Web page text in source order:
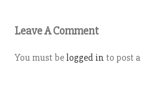
Leave A Comment
You must be logged in to post